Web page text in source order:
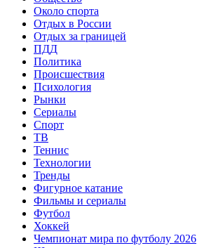
Около спорта
Отдых в России
Отдых за границей
ПДД
Политика
Происшествия
Психология
Рынки
Сериалы
Спорт
ТВ
Теннис
Технологии
Тренды
Фигурное катание
Фильмы и сериалы
Футбол
Хоккей
Чемпионат мира по футболу 2026